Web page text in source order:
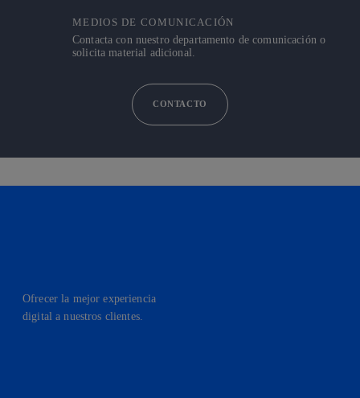
MEDIOS DE COMUNICACIÓN
Contacta con nuestro departamento de comunicación o
solicita material adicional.
CONTACTO
Ofrecer la mejor experiencia
digital a nuestros clientes.